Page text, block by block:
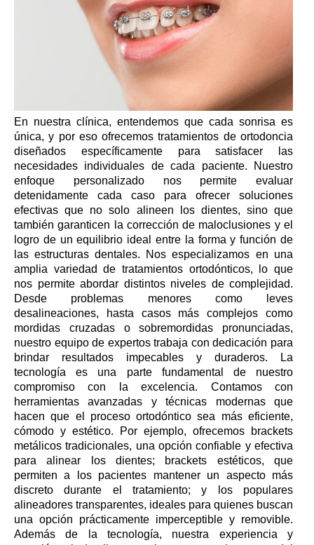
En nuestra clínica, entendemos que cada sonrisa es
única, y por eso ofrecemos tratamientos de ortodoncia
diseñados específicamente para satisfacer las
necesidades individuales de cada paciente. Nuestro
enfoque personalizado nos permite evaluar
detenidamente cada caso para ofrecer soluciones
efectivas que no solo alineen los dientes, sino que
también garanticen la corrección de maloclusiones y el
logro de un equilibrio ideal entre la forma y función de
las estructuras dentales. Nos especializamos en una
amplia variedad de tratamientos ortodónticos, lo que
nos permite abordar distintos niveles de complejidad.
Desde problemas menores como leves
desalineaciones, hasta casos más complejos como
mordidas cruzadas o sobremordidas pronunciadas,
nuestro equipo de expertos trabaja con dedicación para
brindar resultados impecables y duraderos. La
tecnología es una parte fundamental de nuestro
compromiso con la excelencia. Contamos con
herramientas avanzadas y técnicas modernas que
hacen que el proceso ortodóntico sea más eficiente,
cómodo y estético. Por ejemplo, ofrecemos brackets
metálicos tradicionales, una opción confiable y efectiva
para alinear los dientes; brackets estéticos, que
permiten a los pacientes mantener un aspecto más
discreto durante el tratamiento; y los populares
alineadores transparentes, ideales para quienes buscan
una opción prácticamente imperceptible y removible.
Además de la tecnología, nuestra experiencia y